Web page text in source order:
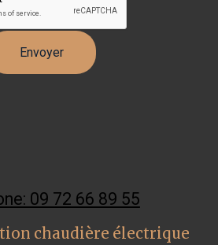
09 72 66 89 55
chaudière électrique